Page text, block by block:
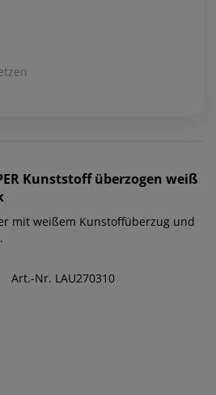
Kunststoff überzogen weiß
mit weißem Kunstoffüberzug und
Art.-Nr. LAU270310